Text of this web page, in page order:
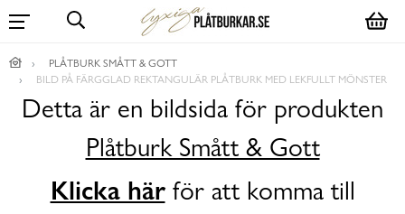
PLÅTBURK SMÅTT & GOTT
BILD PÅ FÄRGGLAD REKTANGULÄR PLÅTBURK MED LEKFULLT MÖNSTER
Detta är en bildsida för produkten
Plåtburk Smått & Gott
Klicka härför att komma till